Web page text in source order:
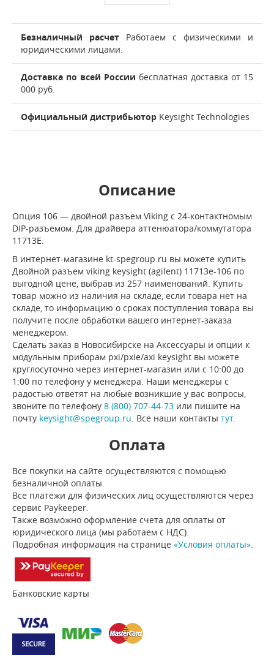
Безналичный расчет Работаем с физическими и
юридическими лицами.
Доставка по всей России бесплатная доставка от 15
000 руб.
Официальный дистрибьютор Keysight Technologies
Описание
Опция 106 — двойной разъем Viking с 24-контактномым
DIP-разъемом. Для драйвера аттенюатора/коммутатора
11713E.
В интернет-магазине kt-spegroup.ru вы можете купить
Двойной разъем viking keysight (agilent) 11713e-106 по
выгодной цене, выбрав из 257 наименований. Купить
товар можно из наличия на складе, если товара нет на
складе, то информацию о сроках поступления товара вы
получите после обработки вашего интернет-заказа
менеджером.
Сделать заказ в Новосибирске на Аксессуары и опции к
модульным приборам pxi/pxie/axi keysight вы можете
круглосуточно через интернет-магазин или с 10:00 до
1:00 по телефону у менеджера. Наши менеджеры с
радостью ответят на любые возникшие у вас вопросы,
звоните по телефону 8 (800) 707-44-73 или пишите на
почту keysight@spegroup.ru. Все наши контакты тут.
Оплата
Все покупки на сайте осуществляются с помощью
безналичной оплаты.
Все платежи для физических лиц осуществляются через
сервис Paykeeper.
Также возможно оформление счета для оплаты от
юридического лица (мы работаем с НДС).
Подробная информация на странице «Условия оплаты».
Банковские карты